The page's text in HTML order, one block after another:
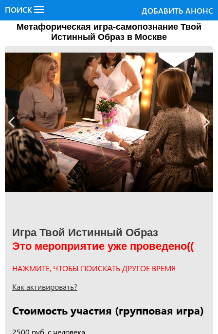
ПОИСК ДОБАВИТЬ АНОНС
Метафорическая игра-самопознание Твой
Истинный Образ в Москве
Игра Твой Истинный Образ
Это мероприятие уже проведено((
НАЖМИТЕ, ЧТОБЫ ПОИСКАТЬ ДРУГОЕ ВРЕМЯ
Как активировать?
Стоимость участия (групповая игра)
2500 руб. с человека